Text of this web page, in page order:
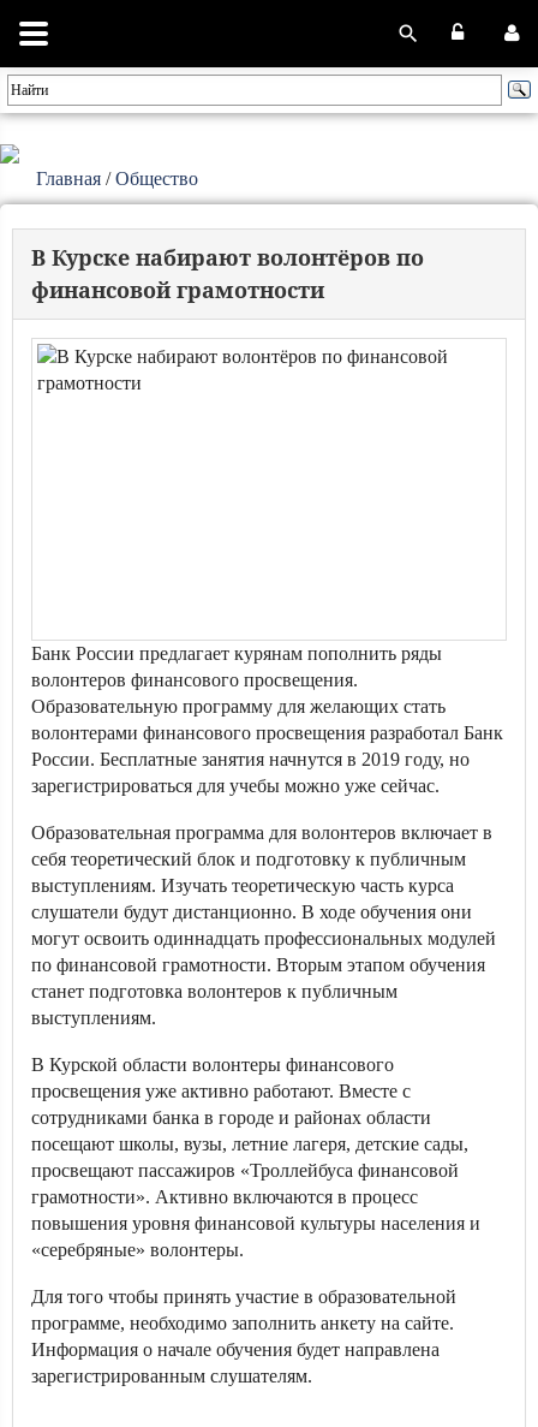
Главная /Общество
В Курске набирают волонтёров по
финансовой грамотности
Банк России предлагает курянам пополнить ряды
волонтеров финансового просвещения.
Образовательную программу для желающих стать
волонтерами финансового просвещения разработал Банк
России. Бесплатные занятия начнутся в 2019 году, но
зарегистрироваться для учебы можно уже сейчас.
Образовательная программа для волонтеров включает в
себя теоретический блок и подготовку к публичным
выступлениям. Изучать теоретическую часть курса
слушатели будут дистанционно. В ходе обучения они
могут освоить одиннадцать профессиональных модулей
по финансовой грамотности. Вторым этапом обучения
станет подготовка волонтеров к публичным
выступлениям.
В Курской области волонтеры финансового
просвещения уже активно работают. Вместе с
сотрудниками банка в городе и районах области
посещают школы, вузы, летние лагеря, детские сады,
просвещают пассажиров «Троллейбуса финансовой
грамотности». Активно включаются в процесс
повышения уровня финансовой культуры населения и
«серебряные» волонтеры.
Для того чтобы принять участие в образовательной
программе, необходимо заполнить анкету на сайте.
Информация о начале обучения будет направлена
зарегистрированным слушателям.